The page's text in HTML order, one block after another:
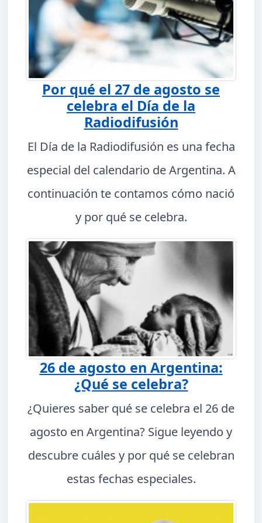
Por qué el 27 de agosto se
celebra el Día de la
Radiodifusión
El Día de la Radiodifusión es una fecha
especial del calendario de Argentina. A
continuación te contamos cómo nació
y por qué se celebra.
26 de agosto en Argentina:
¿Qué se celebra?
¿Quieres saber qué se celebra el 26 de
agosto en Argentina? Sigue leyendo y
descubre cuáles y por qué se celebran
estas fechas especiales.